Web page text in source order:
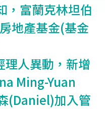
，富蘭克林坦伯
地產基金(基金
人異動，新增
Ming-Yuan
(Daniel)加入管